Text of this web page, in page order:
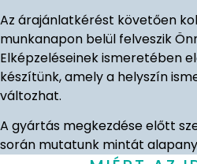
Az árajánlatkérést követően
munkanapon belül felveszik
Elképzeléseinek ismeretében
készítünk, amely a helyszín
változhat.
A gyártás megkezdése előtt
során mutatunk mintát